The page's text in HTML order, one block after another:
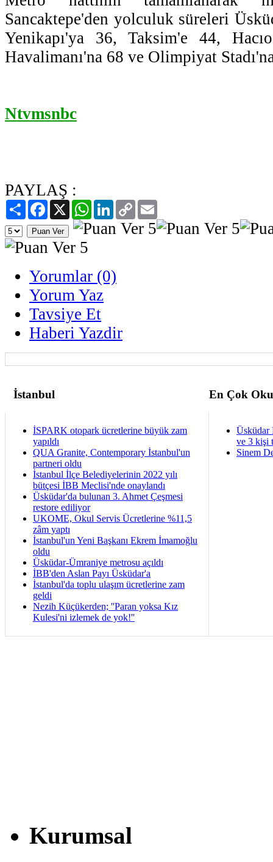
Sancaktepe'den yolculuk süreleri
Yenikapı'ya 36, Taksim'e 44,
Havalimanı'na 68 ve Olimpiyat
Ntvmsnbc
PAYLAŞ :
PaylaşFacebook
X WhatsAppLinkedIn
Copy
Link
Yorumlar (0)
Yorum Yaz
Tavsiye Et
Haberi Yazdir
İstanbul En Çok
İSPARK otopark ücretlerine büyük zam
yapıldı
QUA Granite, Contemporary İstanbul'un
partneri oldu
İstanbul İlçe Belediyelerinin 2022 yılı
bütçesi İBB Meclisi'nde onaylandı
Üsküdar'da bulunan 3. Ahmet Çeşmesi
restore ediliyor
UKOME, Okul Servis Ücretlerine %11,5
zâm yaptı
İstanbul'un Yeni Başkanı Ekrem İmamoğlu
oldu
Üsküdar-Ümraniye metrosu açıldı
İBB'den Aslan Payı Üsküdar'a
İstanbul'da toplu ulaşım ücretlerine zam
geldi
Nezih Küçükerden; ''Paran yoksa Kız
Kulesi'ni izlemek de yok!''
Üsküdar
ve 3 kişi
Sinem
Kurumsal